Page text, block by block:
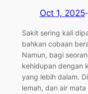
Oct 1, 2025
Sakit sering kali
bahkan cobaan
Namun, bagi
kehidupan dengan
yang lebih dalam.
lemah, dan air